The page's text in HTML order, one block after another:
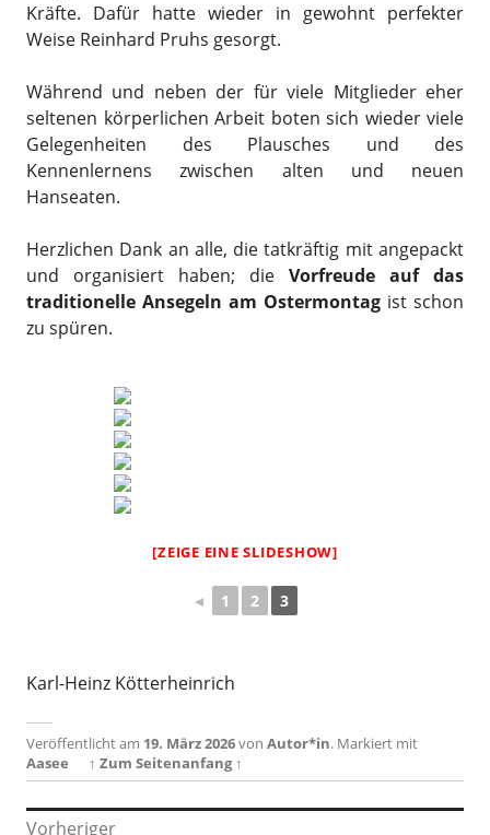
Kräfte. Dafür hatte wieder in gewohnt perfekter
Weise Reinhard Pruhs gesorgt.
Während und neben der für viele Mitglieder eher
seltenen körperlichen Arbeit boten sich wieder viele
Gelegenheiten des Plausches und des
Kennenlernens zwischen alten und neuen
Hanseaten.
Herzlichen Dank an alle, die tatkräftig mit angepackt
und organisiert haben; die Vorfreude auf das
traditionelle Ansegeln am Ostermontag ist schon
zu spüren.
[ZEIGE EINE SLIDESHOW]
◄ 1 2 3
Karl-Heinz Kötterheinrich
Veröffentlicht am 19. März 2026von Autor*in. Markiert mit
Aasee
↑ Zum Seitenanfang ↑
Beitragsnavigation
Vorheriger